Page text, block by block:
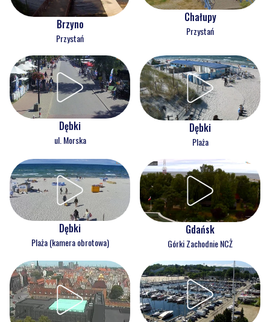
Brzyno
Przystań
Chałupy
Przystań
Dębki
ul. Morska
Dębki
Plaża
Dębki
Plaża (kamera obrotowa)
Gdańsk
Górki Zachodnie NCŻ